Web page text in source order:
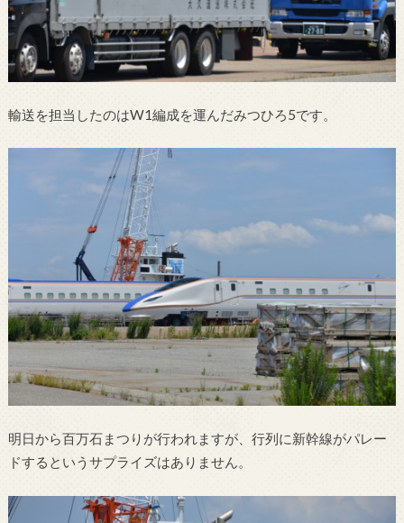
輸送を担当したのはW1編成を運んだみつひろ5です。
明日から百万石まつりが行われますが、行列に新幹線がパレー
ドするというサプライズはありません。